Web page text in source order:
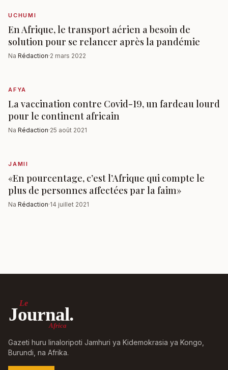
UCHUMI
En Afrique, le transport aérien a besoin de
solution pour se relancer après la pandémie
Na Rédaction·2 mars 2022
AFYA
La vaccination contre Covid-19, un fardeau lourd
pour le continent africain
Na Rédaction·25 août 2021
JAMII
«En pourcentage, c’est l’Afrique qui compte le
plus de personnes affectées par la faim»
Na Rédaction·14 juillet 2021
Le
Journal.
Africa
Gazeti huru linaloripoti Jamhuri ya Kidemokrasia ya Kongo,
Burundi, na Afrika.